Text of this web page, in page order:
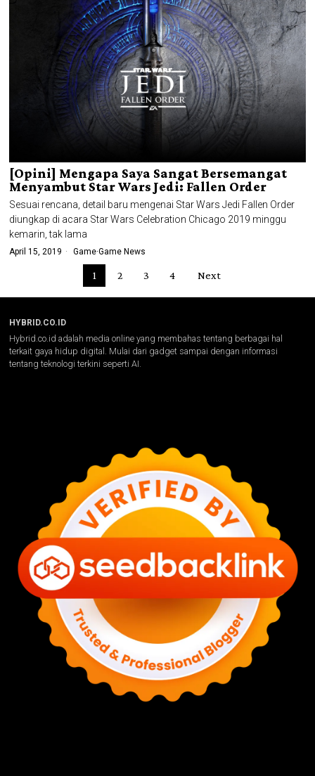
[Opini] Mengapa Saya Sangat Bersemangat
Menyambut Star Wars Jedi: Fallen Order
Sesuai rencana, detail baru mengenai Star Wars Jedi Fallen Order
diungkap di acara Star Wars Celebration Chicago 2019 minggu
kemarin, tak lama
April 15, 2019 Game·Game News
1 2 3 4 Next
HYBRID.CO.ID
Hybrid.co.id adalah media online yang membahas tentang berbagai hal
terkait gaya hidup digital. Mulai dari gadget sampai dengan informasi
tentang teknologi terkini seperti AI.